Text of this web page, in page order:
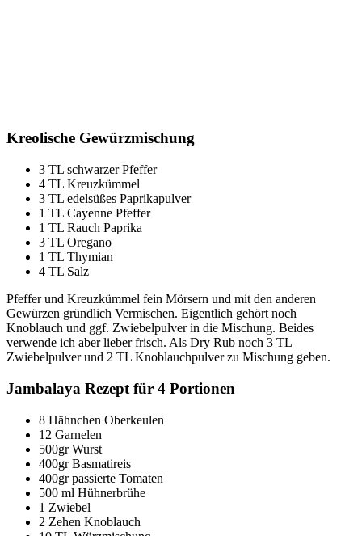
Kreolische Gewürzmischung
3 TL schwarzer Pfeffer
4 TL Kreuzkümmel
3 TL edelsüßes Paprikapulver
1 TL Cayenne Pfeffer
1 TL Rauch Paprika
3 TL Oregano
1 TL Thymian
4 TL Salz
Pfeffer und Kreuzkümmel fein Mörsern und mit den anderen
Gewürzen gründlich Vermischen. Eigentlich gehört noch
Knoblauch und ggf. Zwiebelpulver in die Mischung. Beides
verwende ich aber lieber frisch. Als Dry Rub noch 3 TL
Zwiebelpulver und 2 TL Knoblauchpulver zu Mischung geben.
Jambalaya Rezept für 4 Portionen
8 Hähnchen Oberkeulen
12 Garnelen
500gr Wurst
400gr Basmatireis
400gr passierte Tomaten
500 ml Hühnerbrühe
1 Zwiebel
2 Zehen Knoblauch